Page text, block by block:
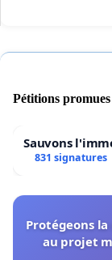
Pétitions
Sauvons
831 signatures
Protégeons
au projet